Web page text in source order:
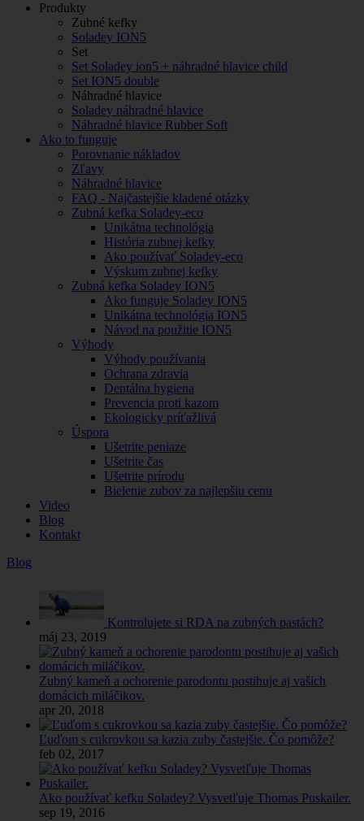
Produkty
Zubné kefky
Soladey ION5
Set
Set Soladey ion5 + náhradné hlavice child
Set ION5 double
Náhradné hlavice
Soladey náhradné hlavice
Náhradné hlavice Rubber Soft
Ako to funguje
Porovnanie nákladov
Zľavy
Náhradné hlavice
FAQ - Najčastejšie kladené otázky
Zubná kefka Soladey-eco
Unikátna technológia
História zubnej kefky
Ako používať Soladey-eco
Výskum zubnej kefky
Zubná kefka Soladey ION5
Ako funguje Soladey ION5
Unikátna technológia ION5
Návod na použitie ION5
Výhody
Výhody používania
Ochrana zdravia
Dentálna hygiena
Prevencia proti kazom
Ekologicky príťažlivá
Úspora
Ušetrite peniaze
Ušetrite čas
Ušetrite prírodu
Bielenie zubov za najlepšiu cenu
Video
Blog
Kontakt
Blog
Kontrolujete si RDA na zubných pastách?
máj 23, 2019
Zubný kameň a ochorenie parodontu postihuje aj vašich
domácich miláčikov.
apr 20, 2018
Ľuďom s cukrovkou sa kazia zuby častejšie. Čo pomôže?
feb 02, 2017
Ako používať kefku Soladey? Vysvetľuje Thomas Puskailer.
sep 19, 2016